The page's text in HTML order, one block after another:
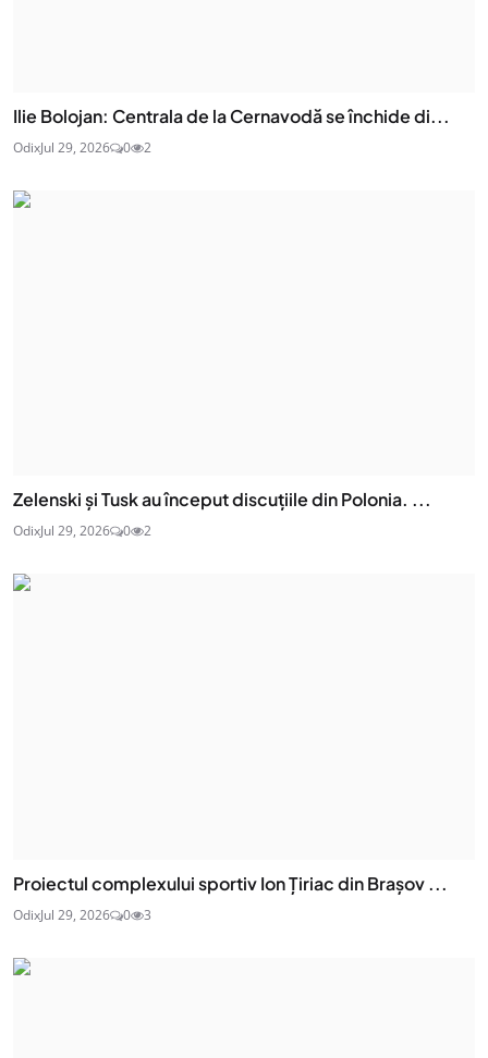
Ilie Bolojan: Centrala de la Cernavodă se închide di...
OdixJul 29, 2026 0 2
Zelenski și Tusk au început discuțiile din Polonia. ...
OdixJul 29, 2026 0 2
Proiectul complexului sportiv Ion Țiriac din Brașov ...
OdixJul 29, 2026 0 3